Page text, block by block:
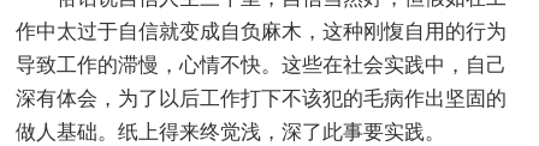
作中太过于自信就变成自负麻木，这种刚愎自用的行为
导致工作的滞慢，心情不快。这些在社会实践中，自己
深有体会，为了以后工作打下不该犯的毛病作出坚固的
做人基础。纸上得来终觉浅，深了此事要实践。